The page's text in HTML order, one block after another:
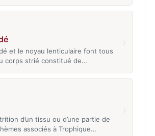
et le noyau lenticulaire font tous
corps strié constitué de…
d’un tissu ou d’une partie de
associés à Trophique…